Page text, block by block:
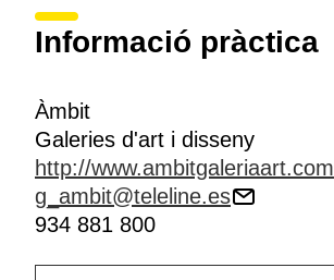
Informació pràctica
Àmbit
Galeries d'art i disseny
http://www.ambitgaleriaart.com
g_ambit@teleline.es
934 881 800